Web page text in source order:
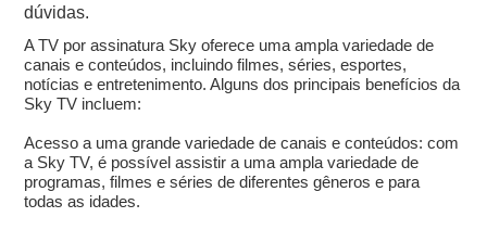
dúvidas.
A TV por assinatura Sky oferece uma ampla variedade de
canais e conteúdos, incluindo filmes, séries, esportes,
notícias e entretenimento. Alguns dos principais benefícios da
Sky TV incluem:
Acesso a uma grande variedade de canais e conteúdos: com
a Sky TV, é possível assistir a uma ampla variedade de
programas, filmes e séries de diferentes gêneros e para
todas as idades.